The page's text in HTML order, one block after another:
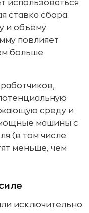
использоваться
ставка сбора
и объёму
повлияет
больше
среду и
мощные машины с
(в том числе
меньше, чем
исключительно